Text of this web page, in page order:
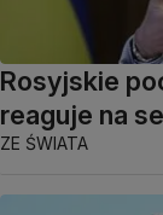
Rosyjskie
reaguje na
ZE ŚWIATA